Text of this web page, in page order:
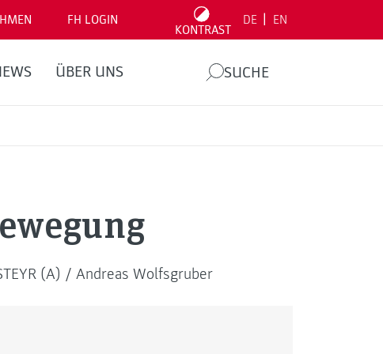
FH LOGIN
KONTRAST
DE EN
ÜBER UNS SUCHE
(A) / Andreas Wolfsgruber